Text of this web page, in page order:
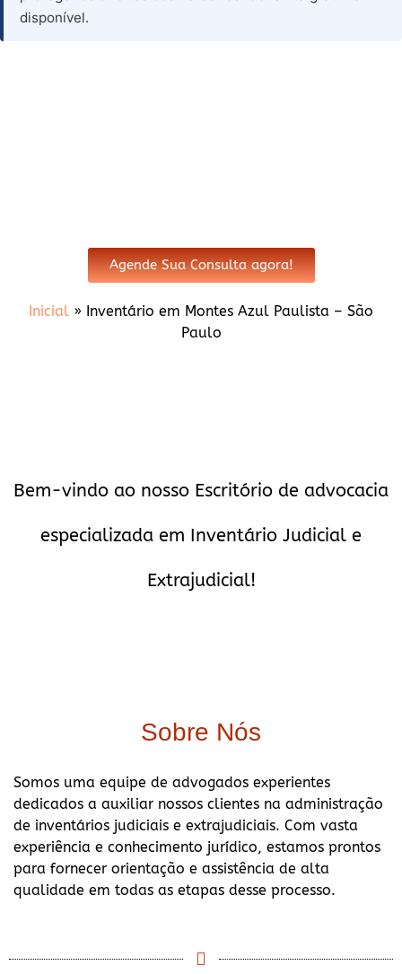
disponível.
Agende Sua Consulta agora!
Inicial » Inventário em Montes Azul Paulista – São
Paulo
Bem-vindo ao nosso Escritório de advocacia
especializada em Inventário Judicial e
Extrajudicial!
Sobre Nós
Somos uma equipe de advogados experientes
dedicados a auxiliar nossos clientes na administração
de inventários judiciais e extrajudiciais. Com vasta
experiência e conhecimento jurídico, estamos prontos
para fornecer orientação e assistência de alta
qualidade em todas as etapas desse processo.